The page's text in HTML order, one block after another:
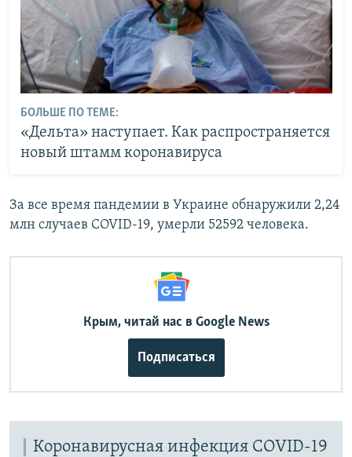
БОЛЬШЕ ПО ТЕМЕ:
«Дельта» наступает. Как распространяется
новый штамм коронавируса
За все время пандемии в Украине обнаружили 2,24
млн случаев COVID-19, умерли 52592 человека.
Крым, читай нас в Google News
Подписаться
Коронавирусная инфекция COVID-19